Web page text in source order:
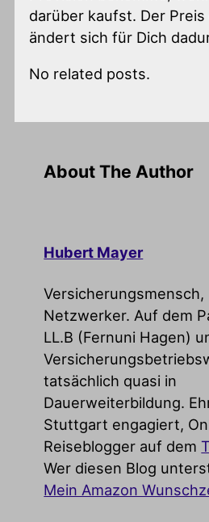
darüber kaufst. Der
ändert sich für Dich
No related posts.
About The Author
Hubert Mayer
Versicherungsmensch,
Netzwerker. Auf dem
LL.B (Fernuni Hagen)
tatsächlich quasi in
Dauerweiterbildung.
Stuttgart engagiert,
Reiseblogger auf dem
Wer diesen Blog
Mein Amazon